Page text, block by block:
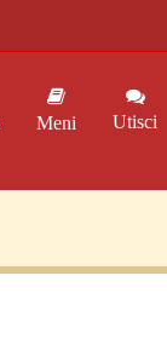
Meni Utisci